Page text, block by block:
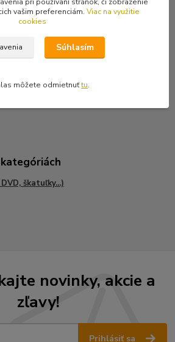
Heroes 5:33
škatuľky...)
novinky, akcie a
zľavy!
Prihlásiť sa
vašim preferenciám. Viac na využitie
cookies
Súhlasím
môžete odmietnuťtu.